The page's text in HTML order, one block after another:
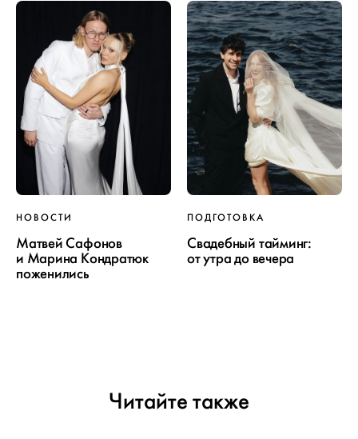
НОВОСТИ
Матвей Сафонов
и Марина Кондратюк
поженились
ПОДГОТОВКА
Свадебный тайминг:
от утра до вечера
Читайте также